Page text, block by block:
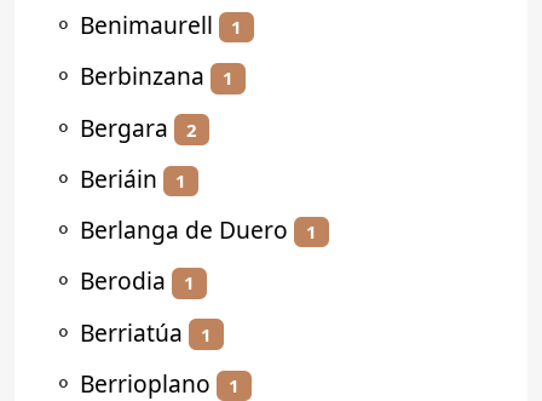
⚬ Benimaurell 1
⚬ Berbinzana 1
⚬ Bergara 2
⚬ Beriáin 1
⚬ Berlanga de Duero 1
⚬ Berodia 1
⚬ Berriatúa 1
⚬ Berrioplano 1